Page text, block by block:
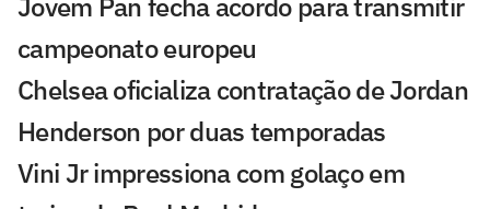
campeonato europeu
Chelsea oficializa contratação de Jordan
Henderson por duas temporadas
Vini Jr impressiona com golaço em